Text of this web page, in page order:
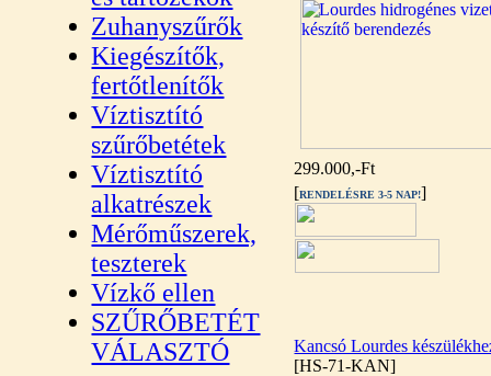
Zuhanyszűrők
Kiegészítők,
fertőtlenítők
Víztisztító
szűrőbetétek
Víztisztító
alkatrészek
Mérőműszerek,
teszterek
Vízkő ellen
SZŰRŐBETÉT
VÁLASZTÓ
299.000,-Ft
[RENDELÉSRE 3-5 NAP!]
Kancsó Lourdes
[HS-71-KAN]